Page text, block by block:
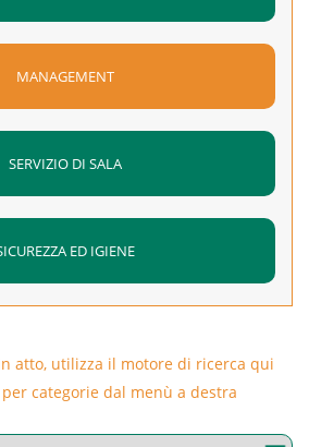
MANAGEMENT
SERVIZIO DI SALA
ED IGIENE
atto, utilizza il motore di ricerca qui
categorie dal menù a destra